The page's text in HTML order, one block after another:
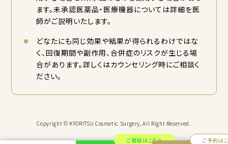
ご相談はこちら ご予約は
ます。未承認医薬品・医療機器については詳細を医
師がご説明いたします。
どなたにも同じ効果や結果が得られるわけではな
く、回復期間や副作用、合併症のリスクが生じる場
合があります。詳しくはカウンセリング時にご相談く
ださい。
Copyright © KYORITSU Cosmetic Surgery, All Right Reserved.